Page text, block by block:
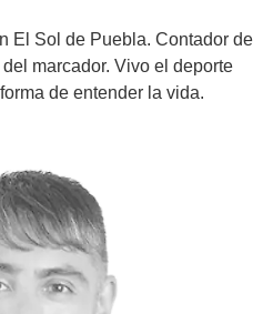
El Sol de Puebla. Contador de
marcador. Vivo el deporte
de entender la vida.